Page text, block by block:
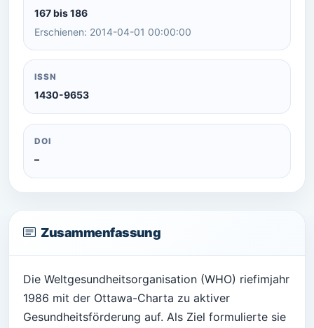
167 bis 186
Erschienen: 2014-04-01 00:00:00
ISSN
1430-9653
DOI
–
Zusammenfassung
Die Weltgesundheitsorganisation (WHO) riefimjahr
1986 mit der Ottawa-Charta zu aktiver
Gesundheitsförderung auf. Als Ziel formulierte sie